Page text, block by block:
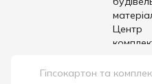
Гіпсокартон та